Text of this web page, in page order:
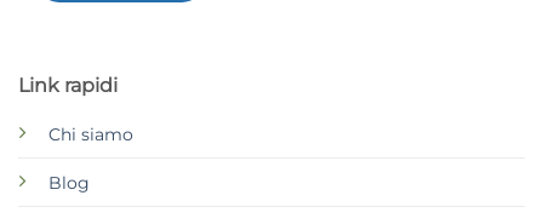
Link rapidi
Chi siamo
Blog